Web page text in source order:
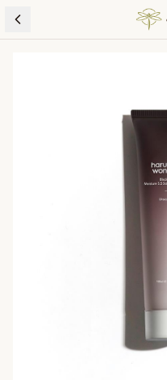
Skip to content